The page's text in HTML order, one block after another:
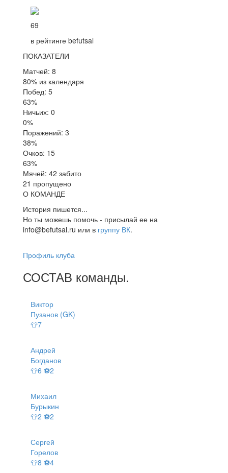
69
в рейтинге befutsal
ПОКАЗАТЕЛИ
Матчей: 8
80% из календаря
Побед: 5
63%
Ничьих: 0
0%
Поражений: 3
38%
Очков: 15
63%
Мячей: 42 забито
21 пропущено
О КОМАНДЕ
История пишется...
Но ты можешь помочь - присылай ее на
info@befutsal.ru или в группу ВК.
Профиль клуба
СОСТАВ команды.
Виктор
Пузанов (GK)
👕7
Андрей
Богданов
👕6 ⚽2
Михаил
Бурыкин
👕2 ⚽2
Сергей
Горелов
👕8 ⚽4